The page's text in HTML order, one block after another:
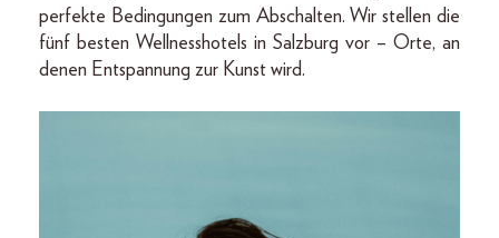
perfekte Bedingungen zum Abschalten. Wir stellen die
fünf besten Wellnesshotels in Salzburg vor – Orte, an
denen Entspannung zur Kunst wird.